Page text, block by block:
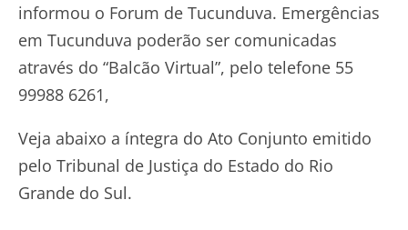
informou o Forum de Tucunduva. Emergências
em Tucunduva poderão ser comunicadas
através do “Balcão Virtual”, pelo telefone 55
99988 6261,
Veja abaixo a íntegra do Ato Conjunto emitido
pelo Tribunal de Justiça do Estado do Rio
Grande do Sul.